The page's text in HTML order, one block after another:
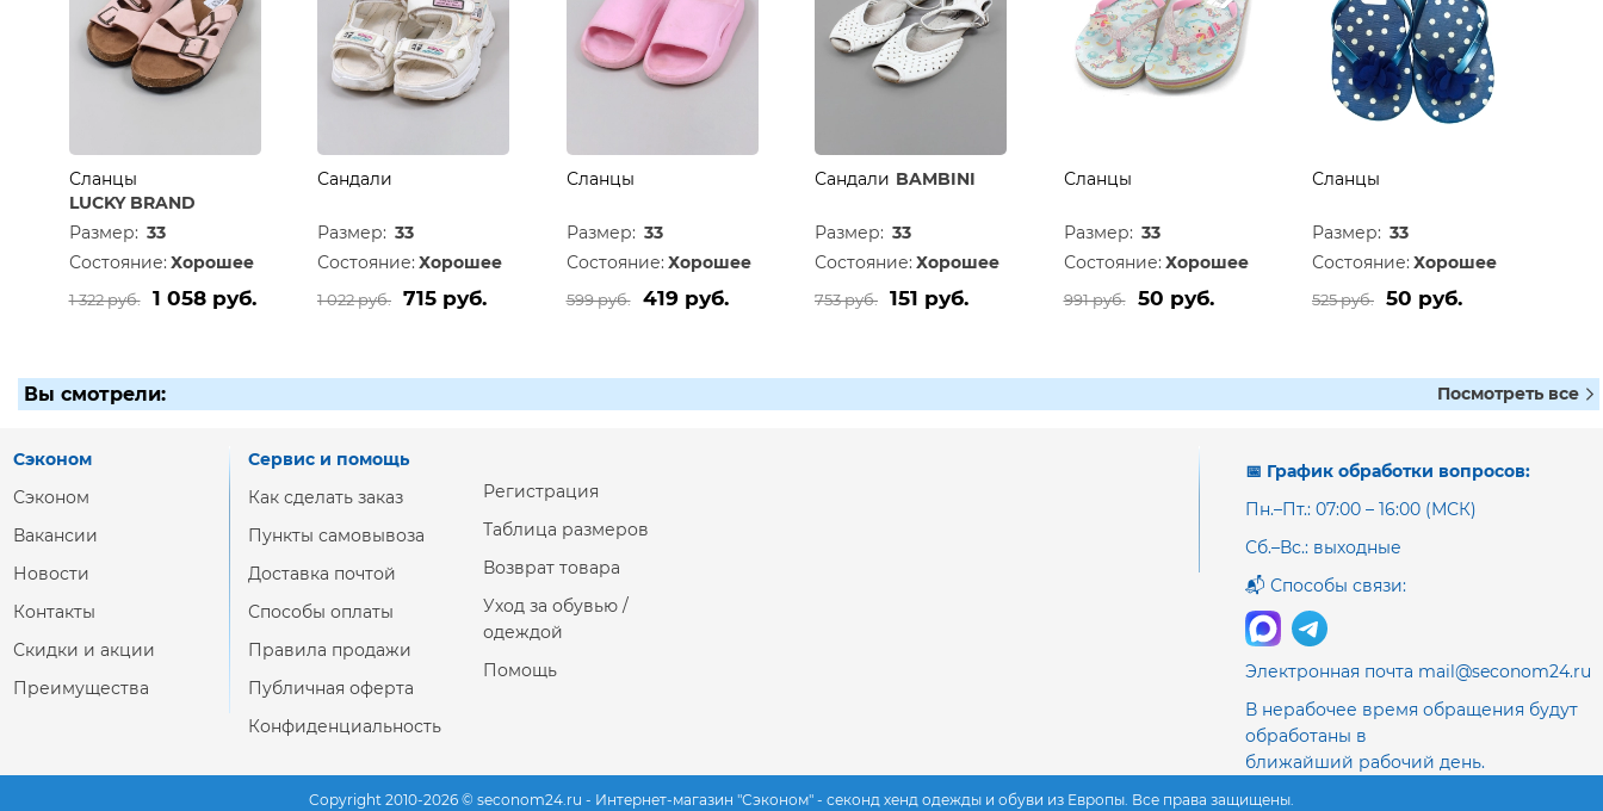
Сланцы
LUCKY BRAND
Размер: 33
Состояние: Хорошее
1 322 руб. 1 058 руб.
Сандали
Размер: 33
Состояние: Хорошее
1 022 руб. 715 руб.
Сланцы
Размер: 33
Состояние: Хорошее
599 руб. 419 руб.
Сандали BAMBINI
Размер: 33
Состояние: Хорошее
753 руб. 151 руб.
Сланцы
Размер: 33
Состояние: Хорошее
991 руб. 50 руб.
Сланцы
Размер: 33
Состояние: Хорошее
525 руб. 50 руб.
Вы смотрели: Посмотреть все
📅 График обработки вопросов:
Пн.–Пт.: 07:00 – 16:00 (МСК)
Сб.–Вс.: выходные
📬 Способы связи:
Электронная почта mail@seconom24.ru
В нерабочее время обращения будут
обработаны в
ближайший рабочий день.
Сэконом
Сэконом
Вакансии
Новости
Контакты
Скидки и акции
Преимущества
Сервис и помощь
Как сделать заказ
Пункты самовывоза
Доставка почтой
Способы оплаты
Правила продажи
Публичная оферта
Конфиденциальность
Регистрация
Таблица размеров
Возврат товара
Уход за обувью /
одеждой
Помощь
Copyright 2010-2026 © seconom24.ru - Интернет-магазин "Сэконом" - секонд хенд одежды и обуви из Европы. Все права защищены.